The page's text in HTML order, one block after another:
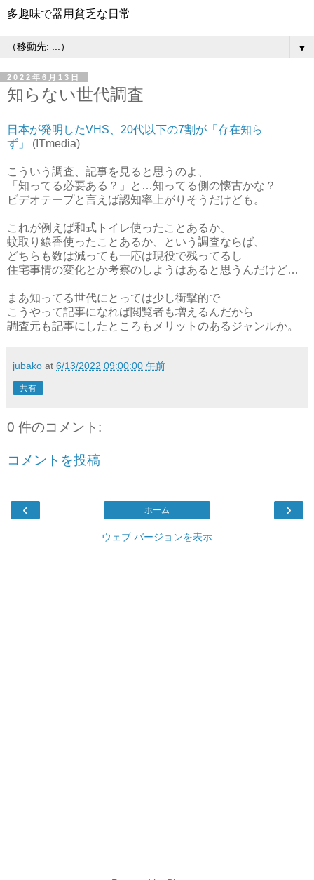
多趣味で器用貧乏な日常
▼
2022年6月13日
知らない世代調査
日本が発明したVHS、20代以下の7割が「存在知ら
ず」
(ITmedia)
こういう調査、記事を見ると思うのよ、
「知ってる必要ある？」と…知ってる側の懐古かな？
ビデオテープと言えば認知率上がりそうだけども。
これが例えば和式トイレ使ったことあるか、
蚊取り線香使ったことあるか、という調査ならば、
どちらも数は減っても一応は現役で残ってるし
住宅事情の変化とか考察のしようはあると思うんだけど…
まあ知ってる世代にとっては少し衝撃的で
こうやって記事になれば閲覧者も増えるんだから
調査元も記事にしたところもメリットのあるジャンルか。
jubako at 6/13/2022 09:00:00 午前
共有
0 件のコメント:
コメントを投稿
‹ ›
ホーム
ウェブ バージョンを表示